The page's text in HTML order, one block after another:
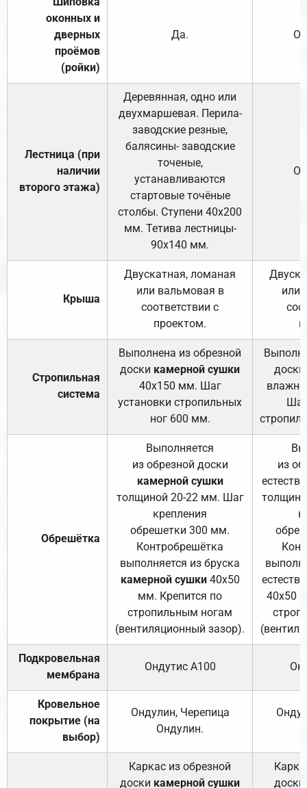
оконных и
дверных
проёмов
(ройки)
Да.
Лестница (при
наличии
второго этажа)
Деревянная, одно или
двухмаршевая. Перила-
заводские резные,
балясины- заводские
точеные,
устанавливаются
стартовые точёные
столбы. Ступени 40х200
мм. Тетива лестницы-
90х140 мм.
Крыша
Двускатная, ломаная
или вальмовая в
соответствии с
проектом.
или
Стропильная
система
Выполнена из обрезной
доски камерной сушки
40х150 мм. Шаг
установки стропильных
ног 600 мм.
доски
Обрешётка
Выполняется
из обрезной доски
камерной сушки
толщиной 20-22 мм. Шаг
крепления
обрешетки 300 мм.
Контробрешётка
выполняется из бруска
камерной сушки40х50
мм. Крепится по
стропильным ногам
(вентиляционный зазор).
из
40х50
Подкровельная
мембрана
Ондутис А100
Кровельное
покрытие (на
выбор)
Ондулин, Черепица
Ондулин.
Каркас из обрезной
доски камерной сушки
доски